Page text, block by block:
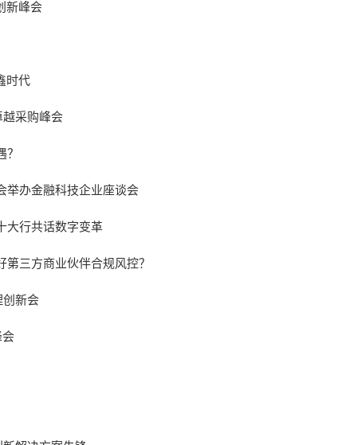
新峰会
时代
采购峰会
举办金融科技企业座谈会
大行共话数字变革
三方商业伙伴合规风控？
新会